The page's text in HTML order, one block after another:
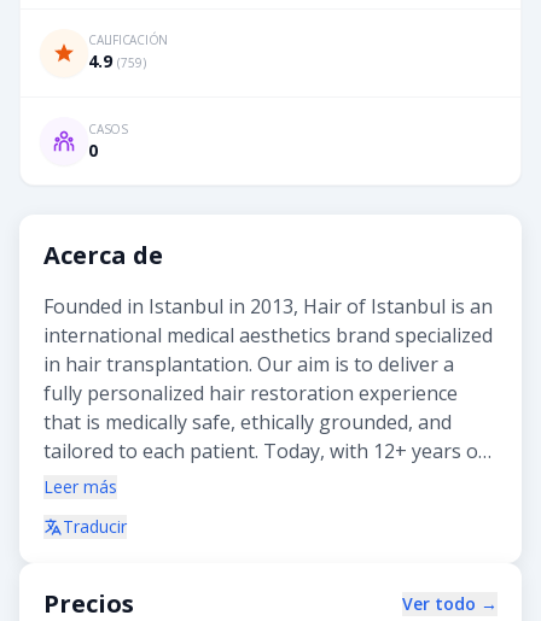
CALIFICACIÓN
4.9 (759)
CASOS
0
Acerca de
Founded in Istanbul in 2013, Hair of Istanbul is an
international medical aesthetics brand specialized
in hair transplantation. Our aim is to deliver a
fully personalized hair restoration experience
that is medically safe, ethically grounded, and
tailored to each patient. Today, with 12+ years of
experience, 19,000+ successful procedures, and
from all over the world.
Leer más
Traducir
Precios Ver todo →